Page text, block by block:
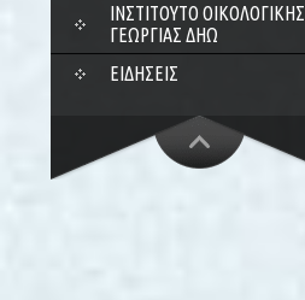
ΙΝΣΤΙΤΟΎΤΟ ΟΙΚΟΛΟΓΙΚΉΣ
ΓΕΩΡΓΊΑΣ ΔΗΩ
ΕΙΔΉΣΕΙΣ